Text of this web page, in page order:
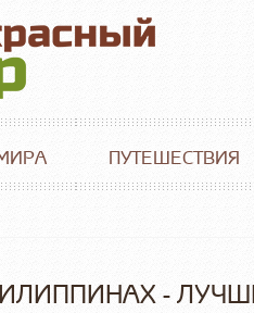
ПУТЕШЕСТВИЯ
-